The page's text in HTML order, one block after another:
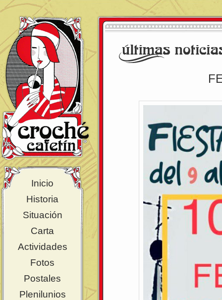
Inicio
Historia
Situación
Carta
Actividades
Fotos
Postales
Plenilunios